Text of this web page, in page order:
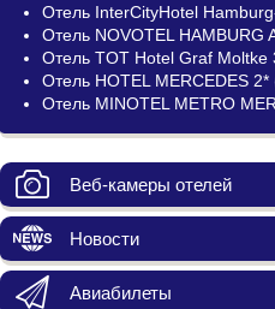
Отель InterCityHotel
Отель NOVOTEL HAMBURG
Отель TOT Hotel Graf Moltke
Отель HOTEL MERCEDES 2*
Отель MINOTEL METRO
Веб-камеры отелей
Новости
Авиабилеты